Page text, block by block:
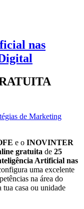
nas
e o INOVINTER
gratuita de 25
Artificial nas
uma excelente
na área do
casa ou unidade